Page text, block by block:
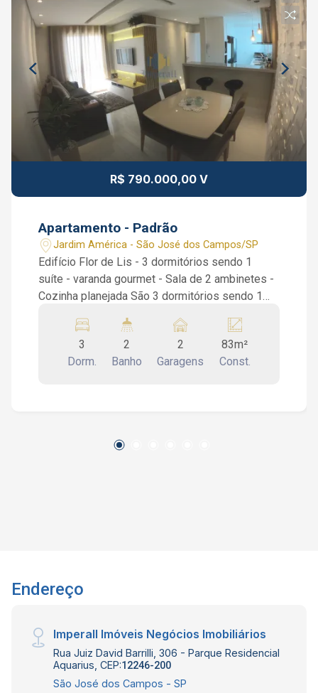
R$ 790.000,00 V
Apartamento - Padrão
Jardim América - São José dos Campos/SP
Edifício Flor de Lis - 3 dormitórios sendo 1
suíte - varanda gourmet - Sala de 2 ambinetes -
Cozinha planejada São 3 dormitórios sendo 1
sala de 2 ambientes integrada com a cozinha,
varanda gourmet, cozinha com armários
planejados, teto rebaixado com luzes de led.
3
Dorm.
2
Banho
2
Garagens
83m²
Const.
Endereço
Imperall Imóveis Negócios Imobiliários
Rua Juiz David Barrilli, 306 - Parque Residencial
Aquarius, CEP:12246-200
São José dos Campos - SP